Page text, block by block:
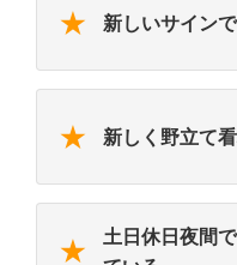
★ 新しいサイン
★ 新しく野立て
★
土日休日夜間